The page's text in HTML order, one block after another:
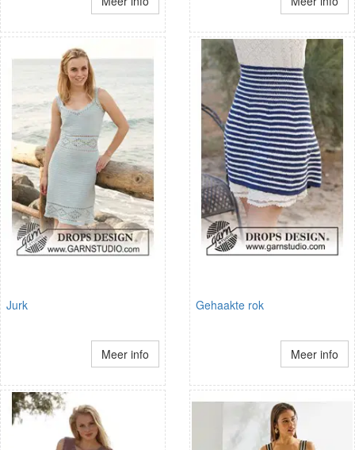
Jurk
Meer info
Gehaakte rok
Meer info